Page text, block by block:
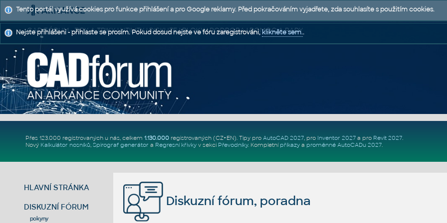
CAD FÓRUM - TIPY A TRIKY | UTILITY | DISKUZE | BLOKY | PODPORA | POMOC A RADY
Přes 123.000 registrovaných u nás, celkem 1.130.000registrovaných (CZ+EN). Tipy pro AutoCAD 2027, pro Inventor 2027a pro Revit 2027.
Nový Kalkulátor nosníků, Spirograf generátor a Regresní křivkyv sekci Převodníky. Kompletní příkazya proměnné AutoCADu 2027.
HLAVNÍ STRÁNKA
DISKUZNÍ FÓRUM
pokyny
Diskuzní fórum, poradna
Tento portál využívá cookies pro funkce přihlášení a pro Google reklamy. Před pokračováním vyjadřete, zda souhlasíte s použitím cookies.
Nejste přihlášeni - přihlaste se prosím. Pokud dosud nejste ve fóru zaregistrováni,klikněte sem..